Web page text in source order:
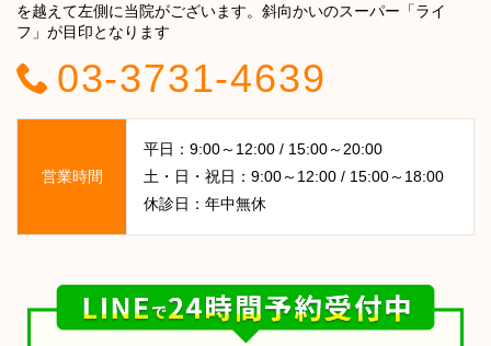
を越えて左側に当院がございます。斜向かいのスーパー「ライ
フ」が目印となります
03-3731-4639
営業時間
平日：9:00～12:00 / 15:00～20:00
土・日・祝日：9:00～12:00 / 15:00～18:00
休診日：年中無休